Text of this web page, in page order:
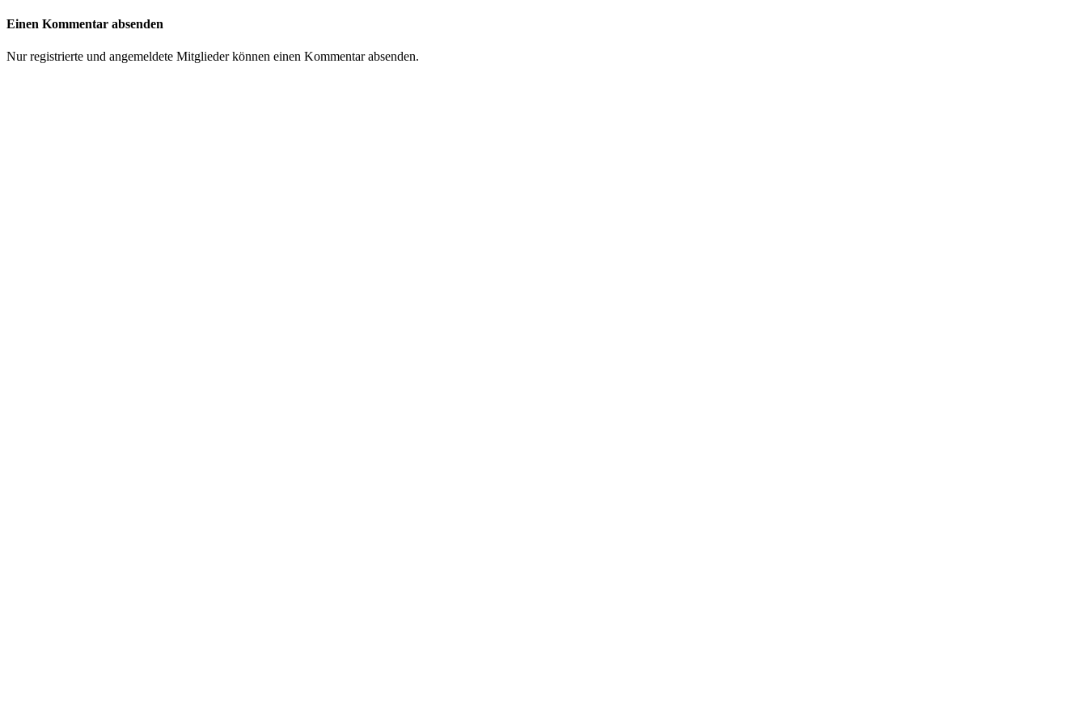
Einen Kommentar absenden
Nur registrierte und angemeldete Mitglieder können einen Kommentar absenden.